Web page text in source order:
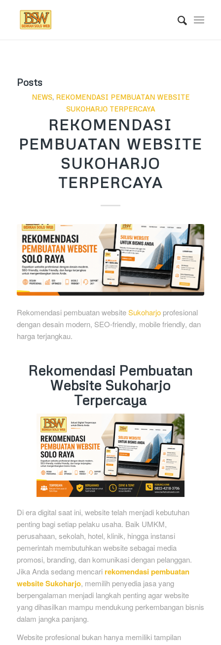
Posts
NEWS, REKOMENDASI PEMBUATAN WEBSITE
SUKOHARJO TERPERCAYA
REKOMENDASI
PEMBUATAN WEBSITE
SUKOHARJO
TERPERCAYA
Rekomendasi pembuatan websiteSukoharjoprofesional
dengan desain modern, SEO-friendly, mobile friendly, dan
harga terjangkau.
Rekomendasi Pembuatan
Website Sukoharjo
Terpercaya
Di era digital saat ini, website telah menjadi kebutuhan
penting bagi setiap pelaku usaha. Baik UMKM,
perusahaan, sekolah, hotel, klinik, hingga instansi
pemerintah membutuhkan website sebagai media
promosi, branding, dan komunikasi dengan pelanggan.
Jika Anda sedang mencari rekomendasi pembuatan
website Sukoharjo, memilih penyedia jasa yang
berpengalaman menjadi langkah penting agar website
yang dihasilkan mampu mendukung perkembangan bisnis
dalam jangka panjang.
Website profesional bukan hanya memiliki tampilan